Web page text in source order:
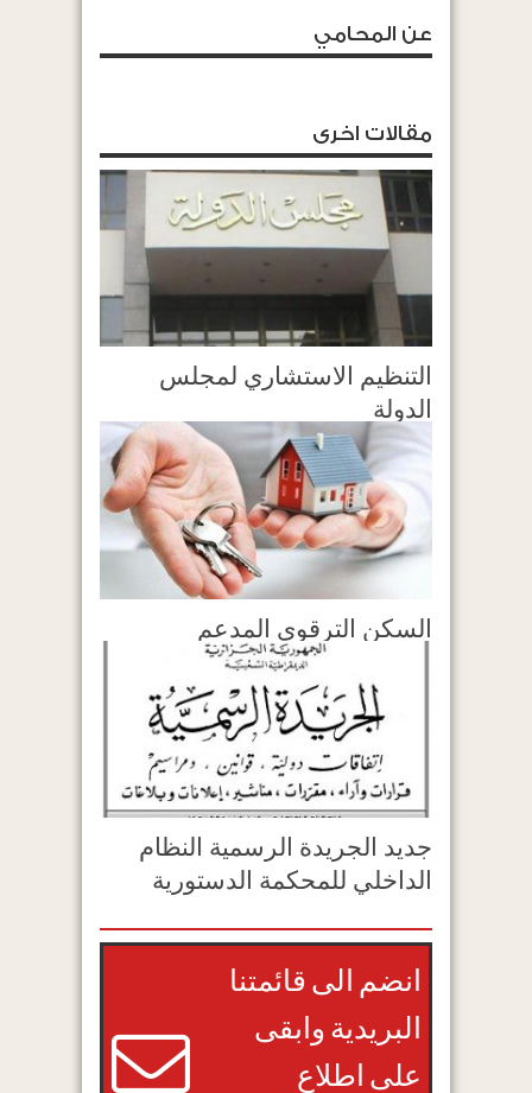
عن المحامي
مقالات اخرى
التنظيم الاستشاري لمجلس
الدولة
السكن الترقوي المدعم
جديد الجريدة الرسمية النظام
الداخلي للمحكمة الدستورية
انضم الى قائمتنا
البريدية وابقى
على اطلاع